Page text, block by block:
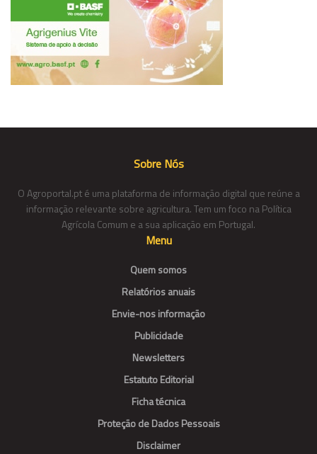
Sobre Nós
O Agroportal.pt é uma plataforma de informação digital que reúne a
informação relevante sobre agricultura. Tem um foco na Política
Agrícola Comum e a sua aplicação em Portugal.
Menu
Quem somos
Relatórios anuais
Envie-nos informação
Publicidade
Newsletters
Estatuto Editorial
Ficha técnica
Proteção de Dados Pessoais
Disclaimer